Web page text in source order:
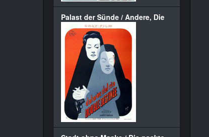
Palast der Sünde / Andere, Die